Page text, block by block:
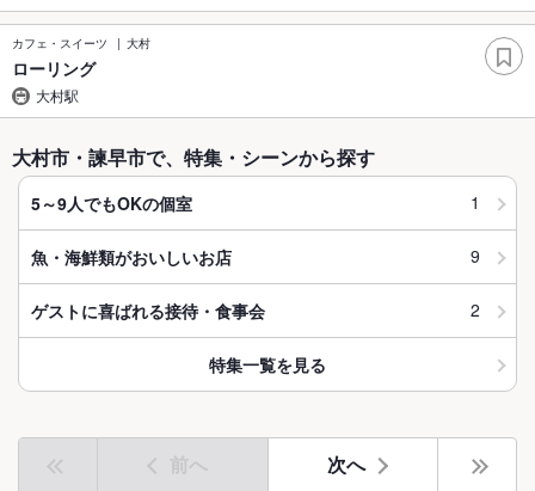
カフェ・スイーツ 大村
ローリング
大村駅
大村市・諫早市で、特集・シーンから探す
5～9人でもOKの個室 1
魚・海鮮類がおいしいお店 9
ゲストに喜ばれる接待・食事会 2
特集一覧を見る
前へ 次へ